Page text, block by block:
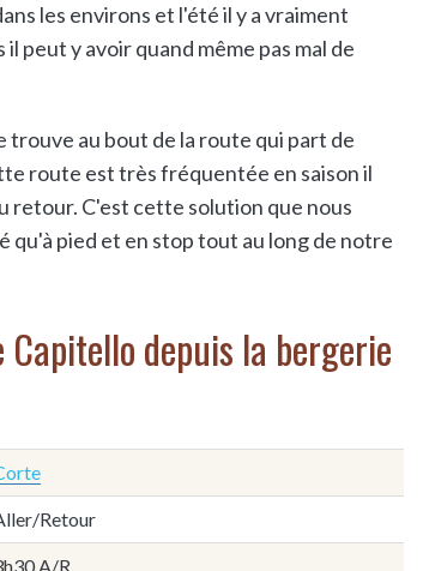
les environs et l'été il y a vraiment
peut y avoir quand même pas mal de
trouve au bout de la route qui part de
route est très fréquentée en saison il
retour. C'est cette solution que nous
qu'à pied et en stop tout au long de notre
depuis la bergerie
Retour
A/R